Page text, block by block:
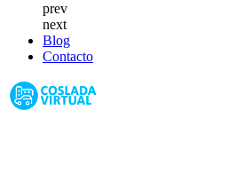
prev
next
Blog
Contacto